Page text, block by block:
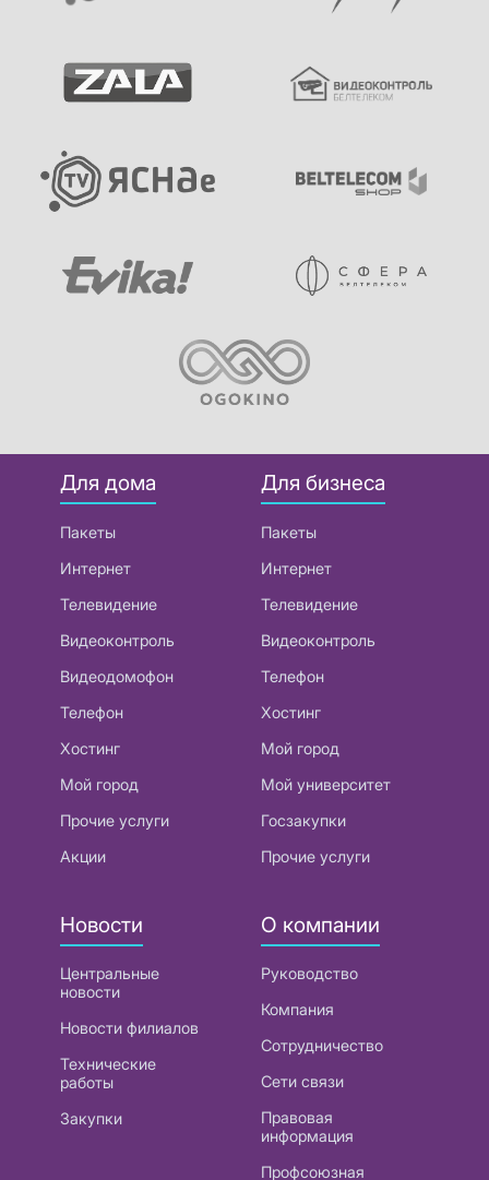
Для дома
Пакеты
Интернет
Телевидение
Видеоконтроль
Видеодомофон
Телефон
Хостинг
Мой город
Прочие услуги
Акции
Для бизнеса
Пакеты
Интернет
Телевидение
Видеоконтроль
Телефон
Хостинг
Мой город
Мой университет
Госзакупки
Прочие услуги
Новости
Центральные
новости
Новости филиалов
Технические
работы
Закупки
О компании
Руководство
Компания
Сотрудничество
Сети связи
Правовая
информация
Профсоюзная